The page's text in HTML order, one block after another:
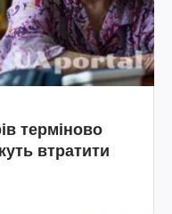
терміново
втратити